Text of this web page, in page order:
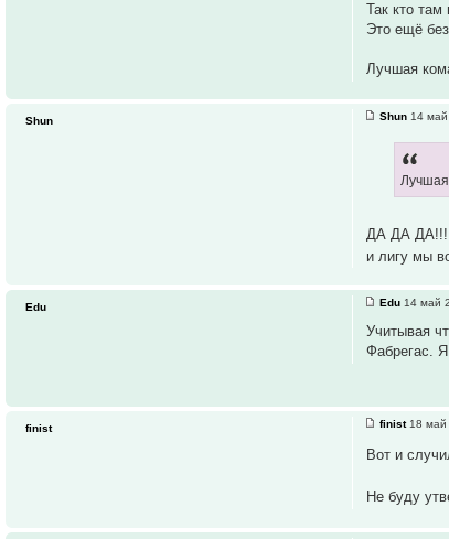
Так кто там
Это ещё
Лучшая
Shun 14
ДА ДА ДА!!!
и лигу мы
Shun
Edu 14 май
Учитывая
Фабрегас.
Edu
finist18 май
Вот и
Не буду
finist